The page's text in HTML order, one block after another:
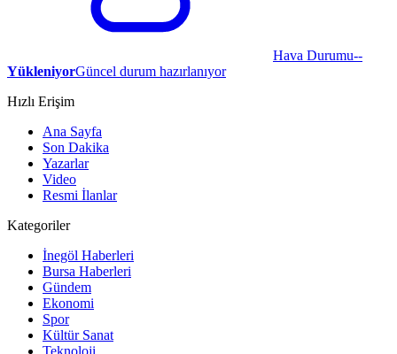
Hava Durumu--
YükleniyorGüncel durum hazırlanıyor
Hızlı Erişim
Ana Sayfa
Son Dakika
Yazarlar
Video
Resmi İlanlar
Kategoriler
İnegöl Haberleri
Bursa Haberleri
Gündem
Ekonomi
Spor
Kültür Sanat
Teknoloji